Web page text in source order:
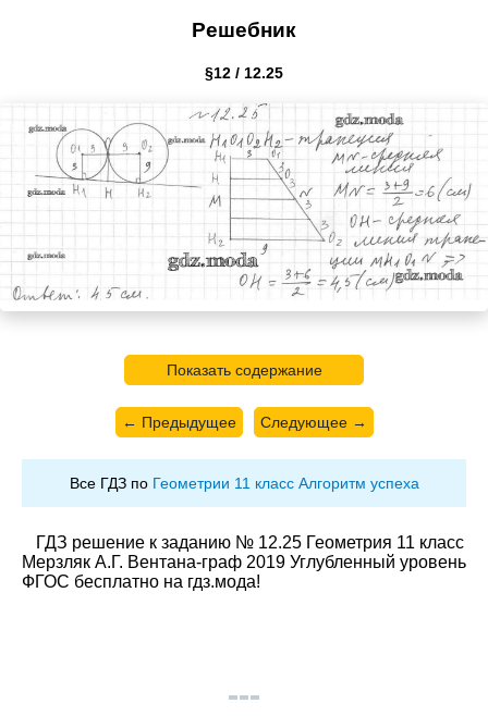
Решебник
§12 / 12.25
Показать содержание
← Предыдущее Следующее →
Все ГДЗ по Геометрии 11 класс Алгоритм успеха
ГДЗ решение к заданию № 12.25 Геометрия 11 класс
Мерзляк А.Г. Вентана-граф 2019 Углубленный уровень
ФГОС бесплатно на гдз.мода!